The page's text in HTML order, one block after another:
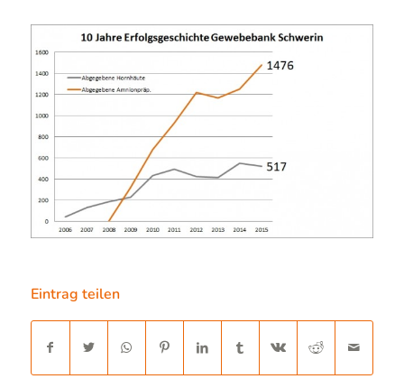
Eintrag teilen